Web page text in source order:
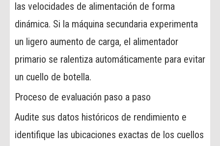
las velocidades de alimentación de forma
dinámica. Si la máquina secundaria experimenta
un ligero aumento de carga, el alimentador
primario se ralentiza automáticamente para evitar
un cuello de botella.
Proceso de evaluación paso a paso
Audite sus datos históricos de rendimiento e
identifique las ubicaciones exactas de los cuellos